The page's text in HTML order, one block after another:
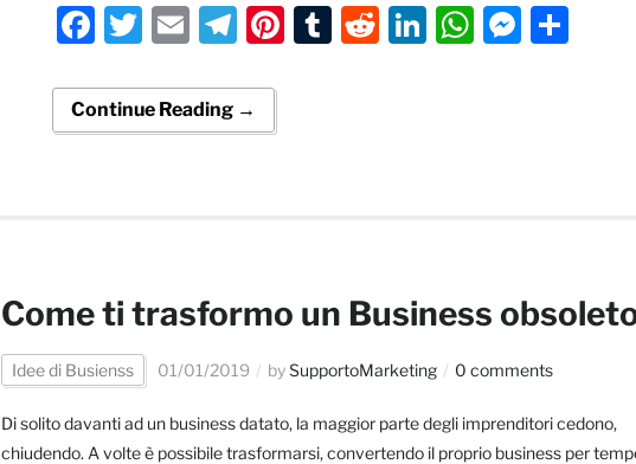
Facebook
Twitter
EmailTelegram
Pinterest
Tumblr
Reddit
LinkedIn
Continue Reading →
Come ti trasformo un Business
Idee di Busienss 01/01/2019 bySupportoMarketing 0 comments
Di solito davanti ad un business datato, la maggior parte degli imprenditori cedono,
chiudendo. A volte è possibile trasformarsi, convertendo il proprio business per